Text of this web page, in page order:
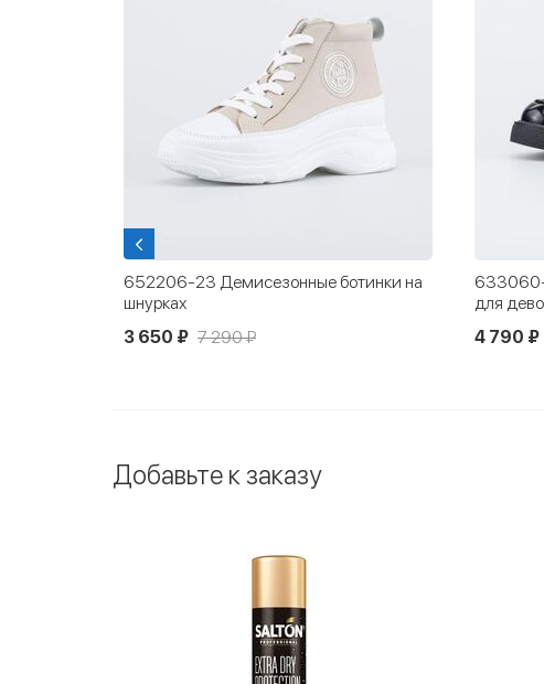
652206-23 Демисезонные ботинки на
шнурках
3 650 ₽ 7 290 ₽
633060-
для
4 790 ₽
Добавьте к заказу